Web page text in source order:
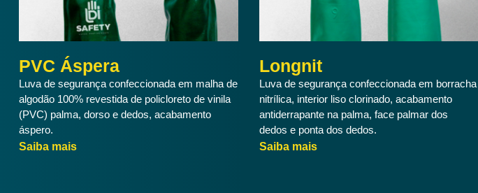
PVC Áspera
Luva de segurança confeccionada em malha de
algodão 100% revestida de policloreto de vinila
(PVC) palma, dorso e dedos, acabamento
áspero.
Saiba mais
Longnit
Luva de segurança confeccionada em borracha
nitrílica, interior liso clorinado, acabamento
antiderrapante na palma, face palmar dos
dedos e ponta dos dedos.
Saiba mais